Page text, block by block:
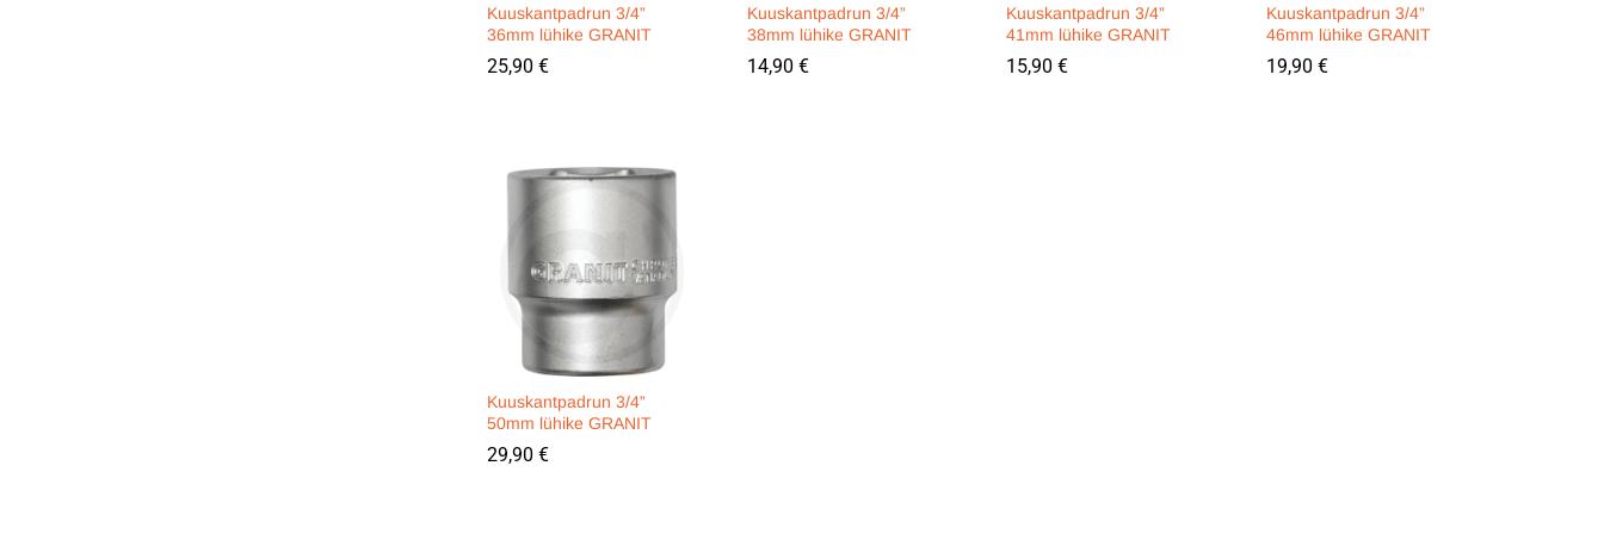
Kuuskantpadrun 3/4”
36mm lühike GRANIT
25,90 €
25,90 €
Kuuskantpadrun 3/4”
38mm lühike GRANIT
14,90 €
14,90 €
Kuuskantpadrun 3/4”
41mm lühike GRANIT
15,90 €
15,90 €
Kuuskantpadrun 3/4”
46mm lühike GRANIT
19,90 €
19,90 €
Kuuskantpadrun 3/4”
50mm lühike GRANIT
29,90 €
29,90 €